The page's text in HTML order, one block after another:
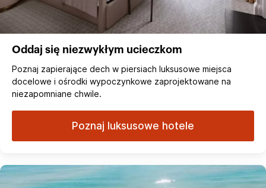
Oddaj się niezwykłym ucieczkom
Poznaj zapierające dech w piersiach luksusowe miejsca
docelowe i ośrodki wypoczynkowe zaprojektowane na
niezapomniane chwile.
Poznaj luksusowe hotele